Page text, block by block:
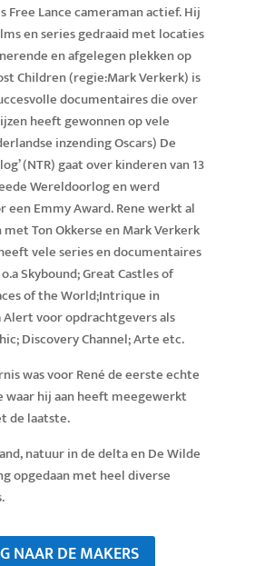
Free Lance cameraman actief. Hij
en series gedraaid met locaties
en afgelegen plekken op
Children (regie:Mark Verkerk) is
documentaires die over
heeft gewonnen op vele
inzending Oscars) De
(NTR) gaat over kinderen van 13
Wereldoorlog en werd
Emmy Award. Rene werkt al
met Ton Okkerse en Mark Verkerk
vele series en documentaires
Skybound; Great Castles of
of the World;Intrique in
voor opdrachtgevers als
Discovery Channel; Arte etc.
was voor René de eerste echte
hij aan heeft meegewerkt
de laatste.
natuur in de delta en De Wilde
opgedaan met heel diverse
NAAR DE MAKERS